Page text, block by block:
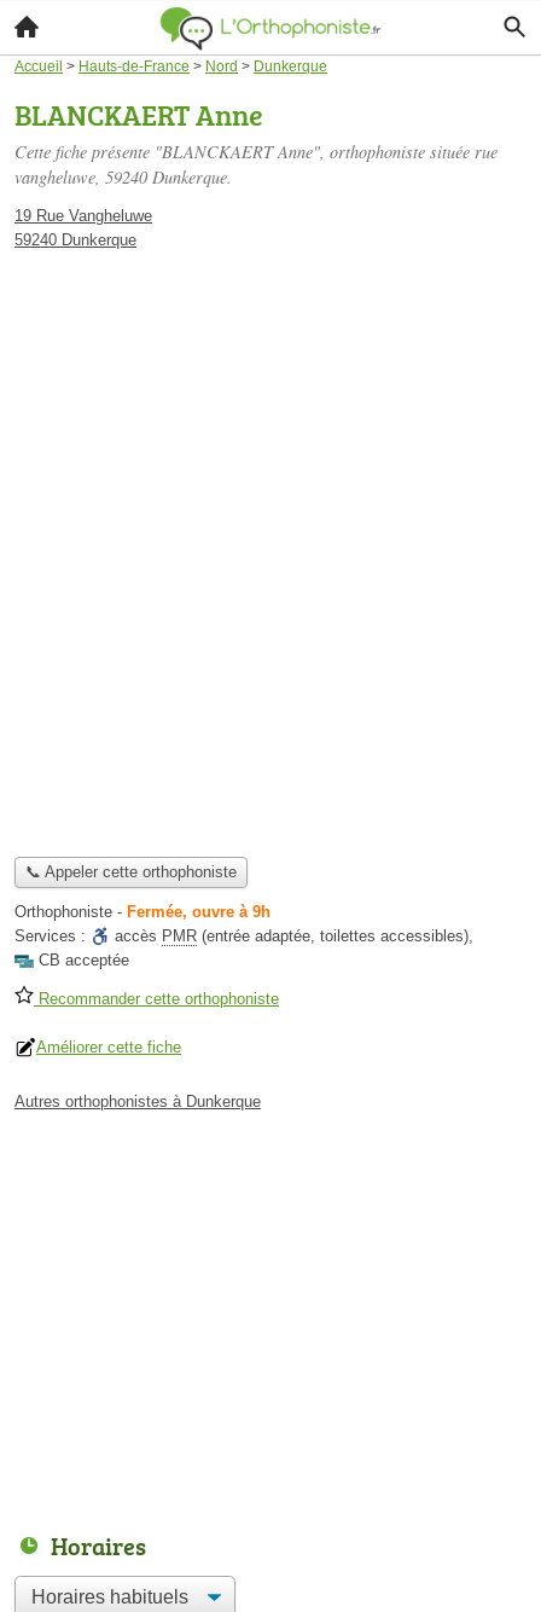
Accueil > Hauts-de-France > Nord > Dunkerque
BLANCKAERT Anne
Cette fiche présente "BLANCKAERT Anne", orthophoniste située rue
vangheluwe, 59240 Dunkerque.
19 Rue Vangheluwe
59240 Dunkerque
📞 Appeler cette orthophoniste
Orthophoniste - Fermée, ouvre à 9h
Services :
accès PMR (entrée adaptée, toilettes accessibles),
CB acceptée
Recommander cette orthophoniste
Améliorer cette fiche
Autres orthophonistes à Dunkerque
Horaires